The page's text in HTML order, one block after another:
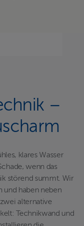
–
klares Wasser
wenn das
störend summt. Wir
und haben neben
alternative
Technikwand und